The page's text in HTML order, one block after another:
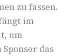
zu fassen.
im
um
das